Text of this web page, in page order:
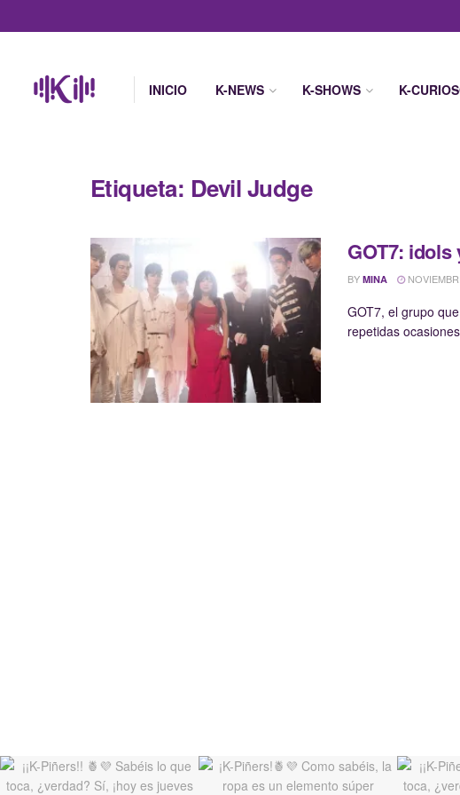
INICIO K-NEWS K-SHOWS K-
Etiqueta: Devil Judge
GOT7: idols
BY MINA
GOT7, el grupo
repetidas